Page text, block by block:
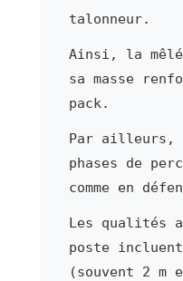
talonneur.
Ainsi, la
sa masse
pack.
Par ailleurs,
phases de
comme en
Les qualités
poste
(souvent 2